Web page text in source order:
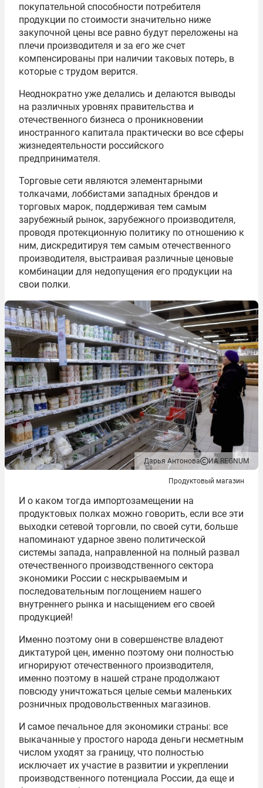
покупательной способности потребителя
продукции по стоимости значительно ниже
закупочной цены все равно будут переложены на
плечи производителя и за его же счет
компенсированы при наличии таковых потерь, в
которые с трудом верится.
Неоднократно уже делались и делаются выводы
на различных уровнях правительства и
отечественного бизнеса о проникновении
иностранного капитала практически во все сферы
жизнедеятельности российского
предпринимателя.
Торговые сети являются элементарными
толкачами, лоббистами западных брендов и
торговых марок, поддерживая тем самым
зарубежный рынок, зарубежного производителя,
проводя протекционную политику по отношению к
ним, дискредитируя тем самым отечественного
производителя, выстраивая различные ценовые
комбинации для недопущения его продукции на
свои полки.
Дарья Антонова ИА REGNUM
Продуктовый магазин
И о каком тогда импортозамещении на
продуктовых полках можно говорить, если все эти
выходки сетевой торговли, по своей сути, больше
напоминают ударное звено политической
системы запада, направленной на полный развал
отечественного производственного сектора
экономики России с нескрываемым и
последовательным поглощением нашего
внутреннего рынка и насыщением его своей
продукцией!
Именно поэтому они в совершенстве владеют
диктатурой цен, именно поэтому они полностью
игнорируют отечественного производителя,
именно поэтому в нашей стране продолжают
повсюду уничтожаться целые семьи маленьких
розничных продовольственных магазинов.
И самое печальное для экономики страны: все
выкачанные у простого народа деньги несметным
числом уходят за границу, что полностью
исключает их участие в развитии и укреплении
производственного потенциала России, да еще и